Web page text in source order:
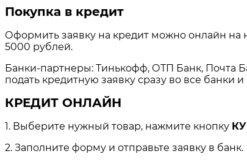
Покупка в кредит
Оформить заявку на кредит можно онлайн на
5000 рублей.
Банки-партнеры: Тинькофф, ОТП Банк, Почта
подать кредитную заявку сразу во все
КРЕДИТ ОНЛАЙН
1. Выберите нужный товар, нажмите кнопку
2. Заполните форму и отправьте заявку в банк.